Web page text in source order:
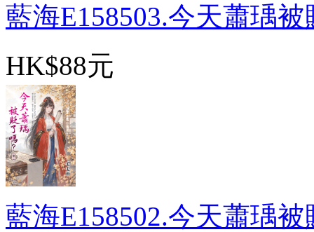
藍海E158503.今天蕭瑀被
HK$88元
藍海E158502.今天蕭瑀被